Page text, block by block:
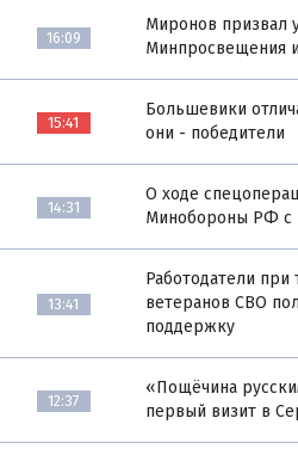
16:09
Миронов призвал
Минпросвещения
15:41
Большевики
они - победители
14:31
О ходе
Минобороны РФ с
13:41
Работодатели при
ветеранов СВО
поддержку
12:37
«Пощёчина
первый визит в